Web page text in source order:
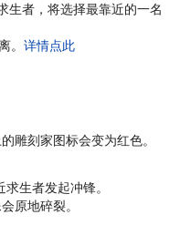
生者，将选择最靠近的一名
。 详情点此
雕刻家图标会变为红色。
生者发起冲锋。
原地碎裂。